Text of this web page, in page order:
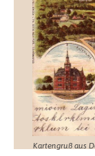
Kartengruß aus